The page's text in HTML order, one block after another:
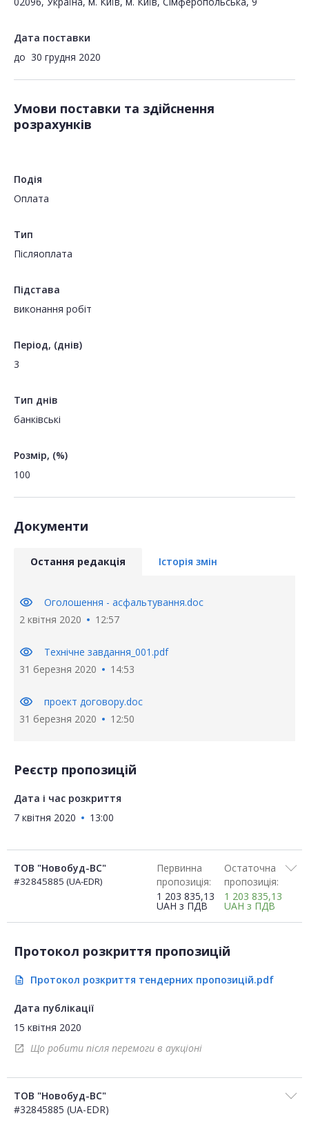
Дата поставки
до 30 грудня 2020
Умови поставки та здійснення
розрахунків
Подія
Оплата
Тип
Пiсляоплата
Підстава
виконання робіт
Період, (днів)
3
Тип днів
банківські
Розмір, (%)
100
Документи
Остання редакція Історія змін
visibility
Оголошення - асфальтування.doc
2 квітня 2020
12:57
visibility
Технічне завдання_001.pdf
31 березня 2020
14:53
visibility
проект договору.doc
31 березня 2020
12:50
Реєстр пропозицій
Дата і час розкриття
7 квітня 2020
13:00
ТОВ "Новобуд-ВС"
#32845885 (UA-EDR)
Первинна
пропозиція:
1 203 835,13
UAH з ПДВ
Остаточна
пропозиція:
1 203 835,13
UAH з ПДВ
Протокол розкриття пропозицій
description Протокол розкриття тендерних пропозицій.pdf
Дата публікації
15 квітня 2020
open_in_new Що робити після перемоги в аукціоні
ТОВ "Новобуд-ВС"
#32845885 (UA-EDR)